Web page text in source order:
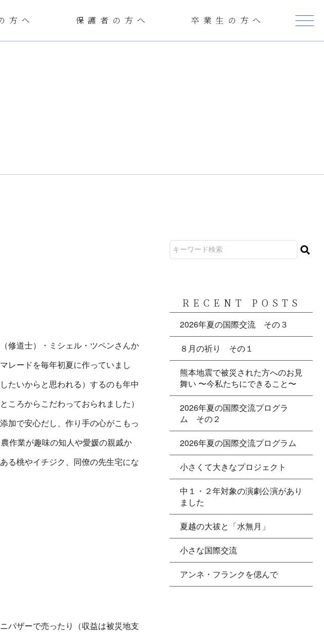
方へ 保護者の方へ 卒業生の方へ
修道士）・ミシェル・ツペンさんか
レードを毎年初夏に作っていまし
たいからと思われる）するのも年中
ろからこだわっておられました）
加で安心だし、作り手の心がこもっ
作業が趣味の知人や愛媛の親戚か
る桃やイチジク、同僚の先生宅にな
バザーで売ったり（収益は被災地支
RECENT POSTS
2026年夏の国際交流 その３
８月の祈り その１
熊本地震で被災された方へのお見
舞い 〜今私たちにできること〜
2026年夏の国際交流プログラ
ム その２
2026年夏の国際交流プログラム
小さくて大きなプロジェクト
中１・２年対象の演劇公演があり
ました
夏越の大祓と「水無月」
小さな国際交流
アンネ・フランクを偲んで